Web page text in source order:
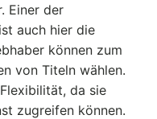
Einer der
auch hier die
können zum
von Titeln wählen.
da sie
zugreifen können.